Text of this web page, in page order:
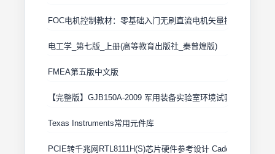
FOC电机控制教材：零基础入门无刷直流电机矢量控制技术 上
电工学_第七版_上册(高等教育出版社_秦曾煌版)
FMEA第五版中文版
【完整版】GJB150A-2009 军用装备实验室环境试验方法
Texas Instruments常用元件库
PCIE转千兆网RTL8111H(S)芯片硬件参考设计 Cadence原理图